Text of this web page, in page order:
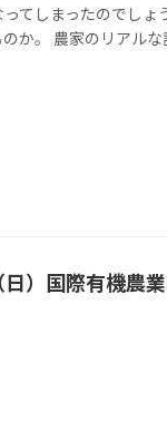
てしまったのでし
か。 農家のリアル
）国際有機農